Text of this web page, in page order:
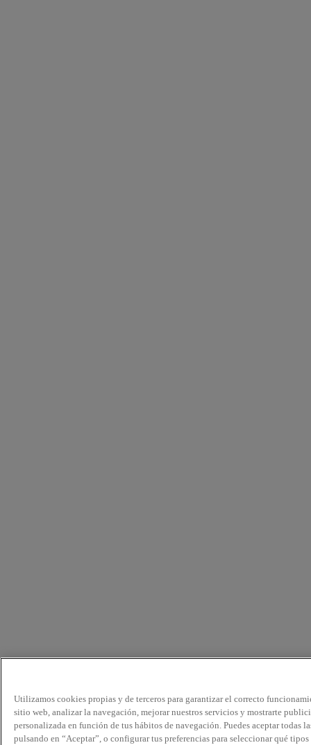
Utilizamos cookies propias y de terceros para garantizar el correcto
sitio web, analizar la navegación, mejorar nuestros servicios y mostrarte
personalizada en función de tus hábitos de navegación. Puedes aceptar todas
pulsando en “Aceptar”, o configurar tus preferencias para seleccionar qué tipos